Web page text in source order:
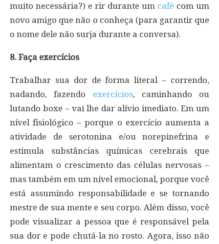
muito necessária?) e rir durante um café com um
novo amigo que não o conheça (para garantir que
o nome dele não surja durante a conversa).
8. Faça exercícios
Trabalhar sua dor de forma literal – correndo,
nadando, fazendo exercícios, caminhando ou
lutando boxe – vai lhe dar alívio imediato. Em um
nível fisiológico – porque o exercício aumenta a
atividade de serotonina e/ou norepinefrina e
estimula substâncias químicas cerebrais que
alimentam o crescimento das células nervosas –
mas também em um nível emocional, porque você
está assumindo responsabilidade e se tornando
mestre de sua mente e seu corpo. Além disso, você
pode visualizar a pessoa que é responsável pela
sua dor e pode chutá-la no rosto. Agora, isso não